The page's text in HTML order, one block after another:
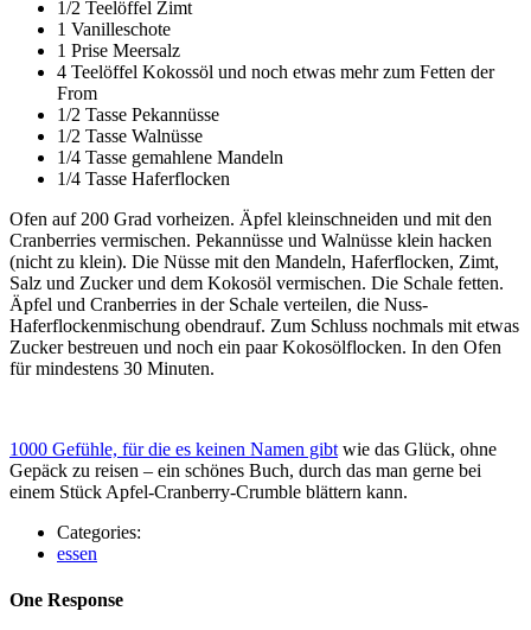
1/2 Teelöffel Zimt
1 Vanilleschote
1 Prise Meersalz
4 Teelöffel Kokossöl und noch etwas mehr zum Fetten der
From
1/2 Tasse Pekannüsse
1/2 Tasse Walnüsse
1/4 Tasse gemahlene Mandeln
1/4 Tasse Haferflocken
Ofen auf 200 Grad vorheizen. Äpfel kleinschneiden und mit den
Cranberries vermischen. Pekannüsse und Walnüsse klein hacken
(nicht zu klein). Die Nüsse mit den Mandeln, Haferflocken, Zimt,
Salz und Zucker und dem Kokosöl vermischen. Die Schale fetten.
Äpfel und Cranberries in der Schale verteilen, die Nuss-
Haferflockenmischung obendrauf. Zum Schluss nochmals mit etwas
Zucker bestreuen und noch ein paar Kokosölflocken. In den Ofen
für mindestens 30 Minuten.
1000 Gefühle, für die es keinen Namen gibt wie das Glück, ohne
Gepäck zu reisen – ein schönes Buch, durch das man gerne bei
einem Stück Apfel-Cranberry-Crumble blättern kann.
Categories:
essen
One Response